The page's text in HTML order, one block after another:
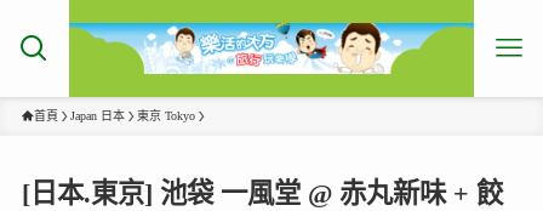
首頁 Japan 日本 東京 Tokyo
[日本.東京] 池袋 一風堂 @ 赤丸新味 + 餃